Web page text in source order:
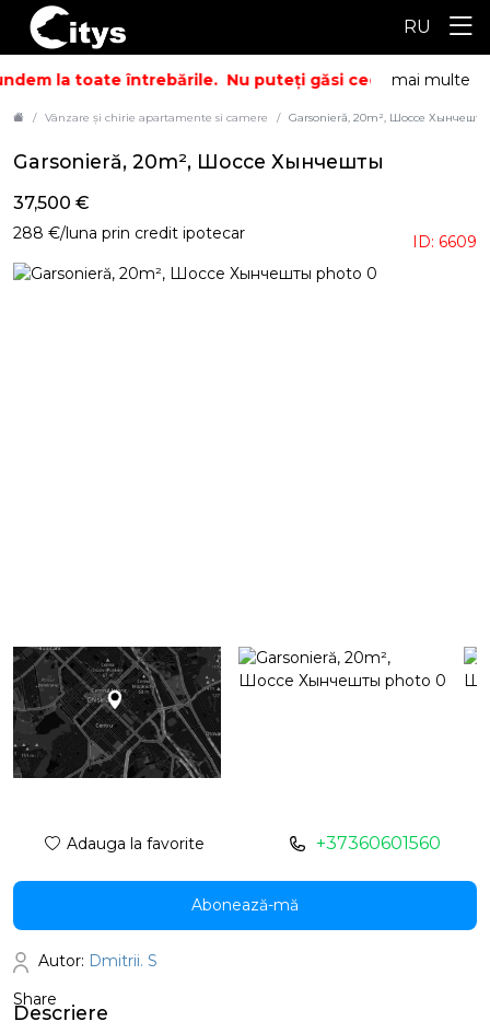
RU
la toate întrebările. Nu puteți găsi ceea ce căutați?
mai multe
Vânzare și chirie apartamente si camere Garsonieră, 20m², Шоссе Хынчешты
Descriere
Garsonieră, 20m², Шоссе Хынчешты
ID: 6609
37,500 €
288 €/luna prin credit ipotecar
Adauga la favorite +37360601560
Abonează-mă
Autor: Dmitrii. S
Share